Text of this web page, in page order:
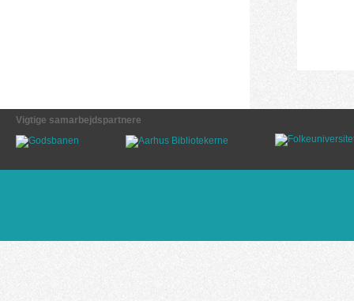
Vigtige samarbejdspartnere